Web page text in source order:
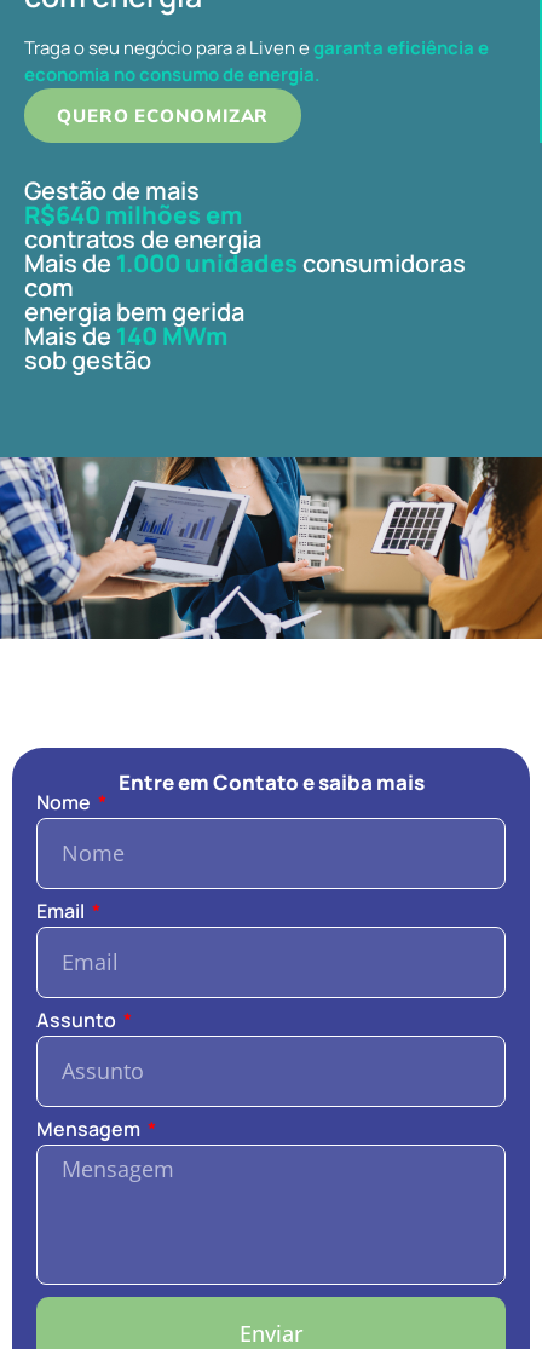
Traga o seu negócio para a Liven egaranta eficiência e
economia no consumo de energia.
QUERO ECONOMIZAR
Gestão de mais
R$640 milhões em
contratos de energia
Mais de 1.000 unidadesconsumidoras
com
energia bem gerida
Mais de 140 MWm
sob gestão
Entre em Contato e saiba mais
Nome
Email
Assunto
Mensagem
Enviar